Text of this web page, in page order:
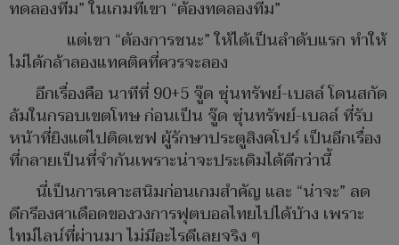
ทดลองทีม” ในเกมที่เขา “ต้องทดลองทีม”
แต่เขา “ต้องการชนะ” ให้ได้เป็นลำดับแรก ทำให้
ไม่ได้กล้าลองแทคติคที่ควรจะลอง
อีกเรื่องคือ นาทีที่ 90+5 จู๊ด ซุ่นทรัพย์-เบลล์ โดนสกัด
ล้มในกรอบเขตโทษ ก่อนเป็น จู๊ด ซุ่นทรัพย์-เบลล์ ที่รับ
หน้าที่ยิงแต่ไปติดเซฟ ผู้รักษาประตูสิงคโปร์ เป็นอีกเรื่อง
ที่กลายเป็นที่จำกันเพราะน่าจะประเดิมได้ดีกว่านี้
นี่เป็นการเคาะสนิมก่อนเกมสำคัญ และ “น่าจะ” ลด
ดีกรีองศาเดือดของวงการฟุตบอลไทยไปได้บ้าง เพราะ
ไทม์ไลน์ที่ผ่านมา ไม่มีอะไรดีเลยจริง ๆ